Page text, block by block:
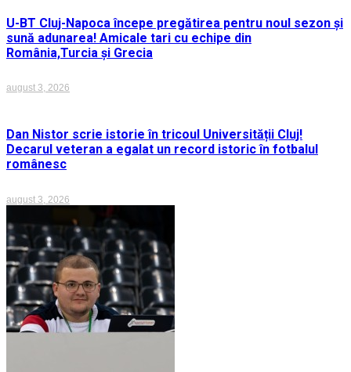
U-BT Cluj-Napoca începe pregătirea pentru noul sezon și
sună adunarea! Amicale tari cu echipe din
România,Turcia și Grecia
august 3, 2026
Dan Nistor scrie istorie în tricoul Universității Cluj!
Decarul veteran a egalat un record istoric în fotbalul
românesc
august 3, 2026